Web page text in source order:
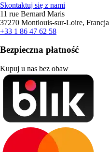
Skontaktuj się z nami
11 rue Bernard Maris
37270 Montlouis-sur-Loire, Francja
+33 1 86 47 62 58
Bezpieczna płatność
Kupuj u nas bez obaw